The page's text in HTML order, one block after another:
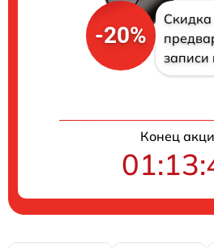
-20%
Скидка
записи
Конец